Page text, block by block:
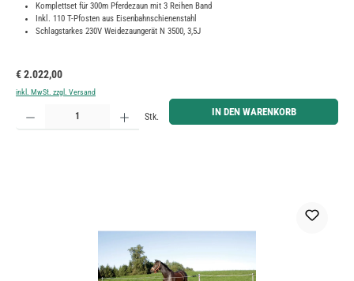
Komplettset für 300m Pferdezaun mit 3 Reihen Band
Inkl. 110 T-Pfosten aus Eisenbahnschienenstahl
Schlagstarkes 230V Weidezaungerät N 3500, 3,5J
Regulärer Preis:
€ 2.022,00
inkl. MwSt. zzgl. Versand
Produkt Anzahl: Gib den gewünschten Wert ein oder benutze die Schaltflächen um die Anzahl zu
Stk. IN DEN WARENKORB